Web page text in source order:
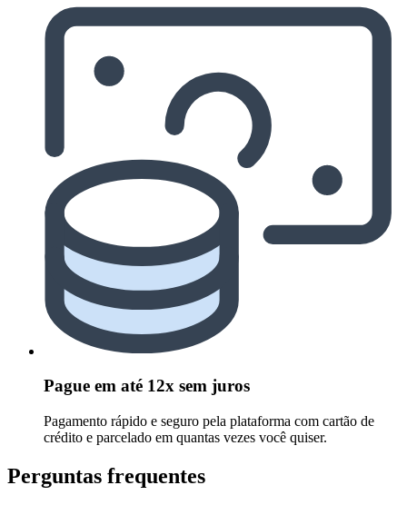
Pague em até 12x sem juros
Pagamento rápido e seguro pela plataforma com cartão de
crédito e parcelado em quantas vezes você quiser.
Perguntas frequentes